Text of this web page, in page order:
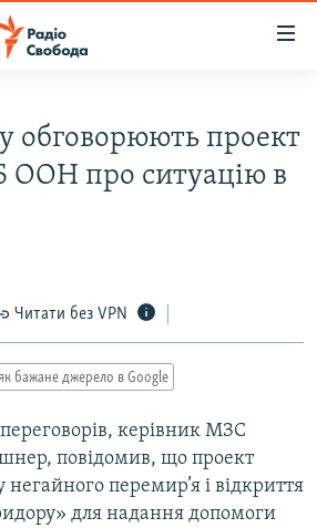
РОКІВ
обговорюють проект
ООН про ситуацію в
Читати без VPN
бажане джерело в Google
керівник МЗС
повідомив, що проект
перемир’я і відкриття
для надання допомоги